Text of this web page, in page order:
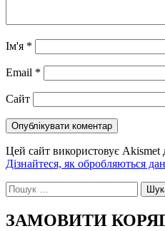
Ім'я *
Email *
Сайт
Цей сайт використовує Akismet
Дізнайтеся, як обробляються
Пошук:
ЗАМОВИТИ